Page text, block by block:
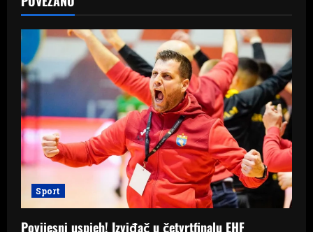
a
v
i
g
a
t
o
Sport
Povijesni uspjeh! Izviđač u četvrtfinalu EHF